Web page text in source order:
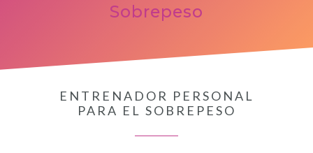
Sobrepeso
ENTRENADOR PERSONAL
PARA EL SOBREPESO